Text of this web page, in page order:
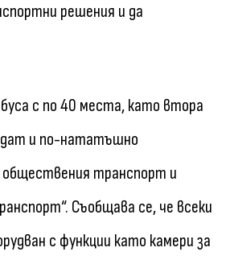
решения и да
с по 40 места, като втора
и по-нататъшно
обществения транспорт и
Съобщава се, че всеки
с функции като камери за